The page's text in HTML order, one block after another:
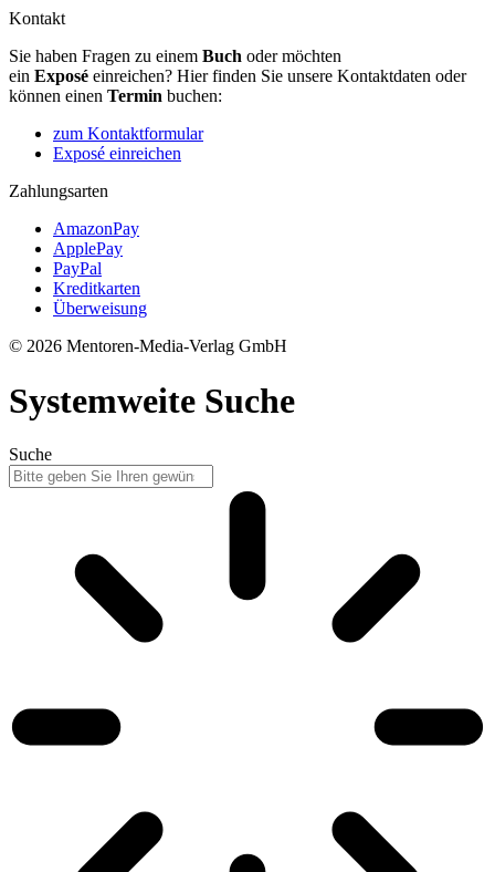
Kontakt
Sie haben Fragen zu einem Buch oder möchten
ein Exposé einreichen? Hier finden Sie unsere Kontaktdaten oder
können einen Termin buchen:
zum Kontaktformular
Exposé einreichen
Zahlungsarten
AmazonPay
ApplePay
PayPal
Kreditkarten
Überweisung
© 2026 Mentoren-Media-Verlag GmbH
Systemweite Suche
Suche